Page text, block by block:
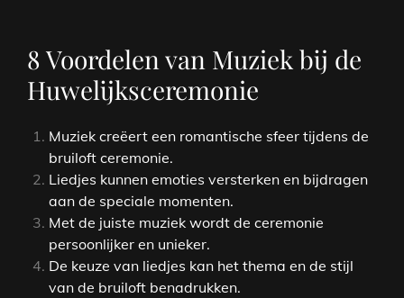
8 Voordelen van Muziek bij de
Huwelijksceremonie
Muziek creëert een romantische sfeer tijdens de
bruiloft ceremonie.
Liedjes kunnen emoties versterken en bijdragen
aan de speciale momenten.
Met de juiste muziek wordt de ceremonie
persoonlijker en unieker.
De keuze van liedjes kan het thema en de stijl
van de bruiloft benadrukken.